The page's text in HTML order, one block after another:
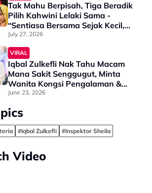
Tak Mahu Berpisah, Tiga Beradik
Pilih Kahwini Lelaki Sama -
“Sentiasa Bersama Sejak Kecil,
Tak Dapat Bayangkan Hidup
Berjauhan”
July 27, 2026
VIRAL
Iqbal Zulkefli Nak Tahu Macam
Mana Sakit Senggugut, Minta
Wanita Kongsi Pengalaman &
Ilmu - “Itu Ada Kaitan
June 23, 2026
#Iqbal Zulkefli #Inspektor Sheila
Video